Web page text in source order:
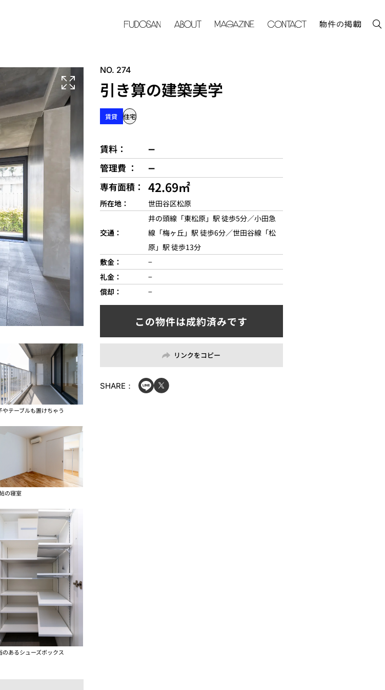
NO. 274
引き算の建築美学
賃貸 住宅
やテーブルも置けちゃう
の寝室
のあるシューズボックス
賃料 −
管理費 −
専有面積 42.69㎡
所在地 世田谷区松原
交通
井の頭線「東松原」駅 徒歩5分／小田急
線「梅ヶ丘」駅 徒歩6分／世田谷線「松
原」駅 徒歩13分
敷金
−
礼金
−
償却
−
リンクをコピー
SHARE：